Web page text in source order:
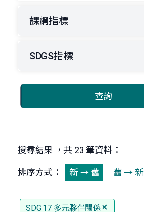
課綱指標
SDGS指標
查詢
搜尋結果 ，共 23 筆資料：
排序方式： 新 → 舊 舊 → 新
SDG 17 多元夥伴關係